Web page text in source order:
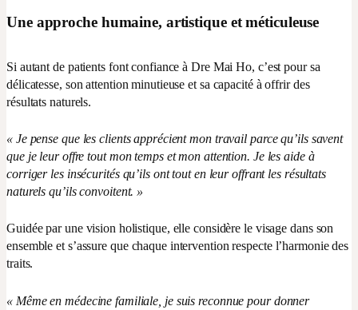
Une approche humaine, artistique et méticuleuse
Si autant de patients font confiance à Dre Mai Ho, c’est pour sa
délicatesse, son attention minutieuse et sa capacité à offrir des
résultats naturels.
« Je pense que les clients apprécient mon travail parce qu’ils savent
que je leur offre tout mon temps et mon attention. Je les aide à
corriger les insécurités qu’ils ont tout en leur offrant les résultats
naturels qu’ils convoitent. »
Guidée par une vision holistique, elle considère le visage dans son
ensemble et s’assure que chaque intervention respecte l’harmonie des
traits.
« Même en médecine familiale, je suis reconnue pour donner